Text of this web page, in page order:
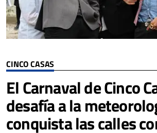
CINCO CASAS
El Carnaval de Cinco
desafía a la
conquista las calles